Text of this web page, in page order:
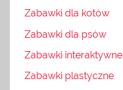
Zabawki dla kotów
Zabawki dla psów
Zabawki interaktywne
Zabawki plastyczne